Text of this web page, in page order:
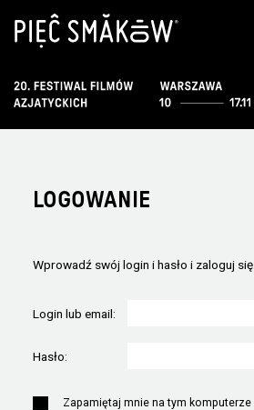
LOGOWANIE
Wprowadź swój login i hasło i zaloguj się.
Login lub email:
Hasło:
Zapamiętaj mnie na tym komputerze